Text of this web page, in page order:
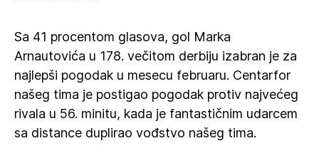
Sa 41 procentom glasova, gol Marka
Arnautovića u 178. večitom derbiju izabran je za
najlepši pogodak u mesecu februaru. Centarfor
našeg tima je postigao pogodak protiv najvećeg
rivala u 56. minitu, kada je fantastičnim udarcem
sa distance duplirao vođstvo našeg tima.